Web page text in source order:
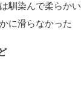
馴染んで柔らかい
に滑らなかった